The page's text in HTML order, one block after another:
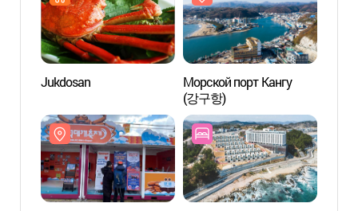
Jukdosan
Морской порт Кангу
(강구항)